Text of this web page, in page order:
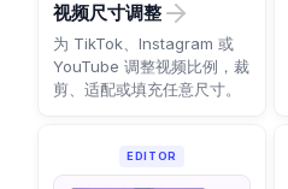
视频尺寸调整
为 TikTok、Instagram 或
YouTube 调整视频比例，裁
剪、适配或填充任意尺寸。
EDITOR